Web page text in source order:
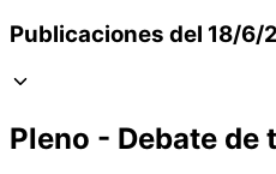
Publicaciones del 18/6/
Pleno - Debate de